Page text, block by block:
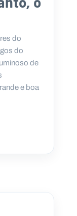
do
do
de
e boa